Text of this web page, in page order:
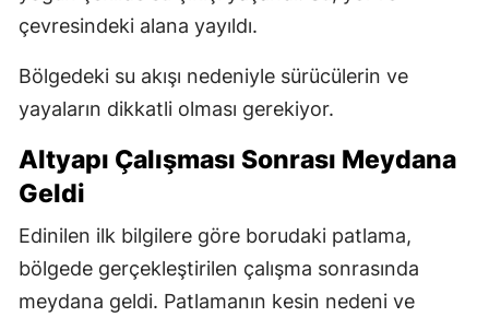
çevresindeki alana yayıldı.
Bölgedeki su akışı nedeniyle sürücülerin ve
yayaların dikkatli olması gerekiyor.
Altyapı Çalışması Sonrası Meydana
Geldi
Edinilen ilk bilgilere göre borudaki patlama,
bölgede gerçekleştirilen çalışma sonrasında
meydana geldi. Patlamanın kesin nedeni ve